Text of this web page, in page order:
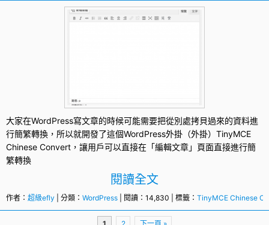
大家在WordPress寫文章的時候可能需要把從別處拷貝過來的資料進
行簡繁轉換 ，所以就開發了這個WordPress外掛 （外掛） TinyMCE
Chinese Convert ，讓用戶可以直接在「編輯文章」頁面直接進行簡
繁轉換
閱讀全文
作者： 超級efly | 分類： WordPress | 閱讀：14,830 | 標籤： TinyMCE Chinese